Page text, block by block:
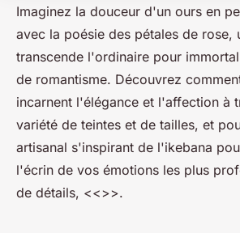
Imaginez la douceur d'un ours en
avec la poésie des pétales de rose,
transcende l'ordinaire pour
de romantisme. Découvrez
incarnent l'élégance et l'affection à
variété de teintes et de tailles, et
artisanal s'inspirant de l'ikebana
l'écrin de vos émotions les plus
de détails, <<>>.